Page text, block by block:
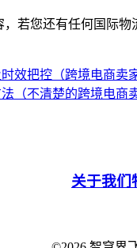
您还有任何国际物
效把控（跨境电商卖
（不清楚的跨境电商
关于我们